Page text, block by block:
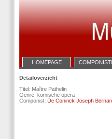
HOMEPAGE
Detailoverzicht
Titel: Maître Pathelin
Genre: komische opera
Componist: De Coninck Joseph